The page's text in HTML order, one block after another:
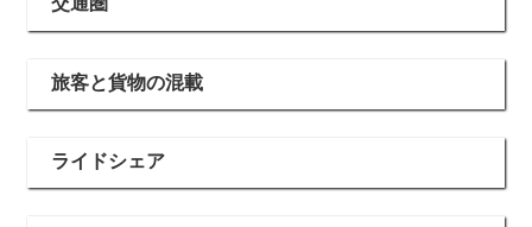
旅客と貨物の混載
ライドシェア